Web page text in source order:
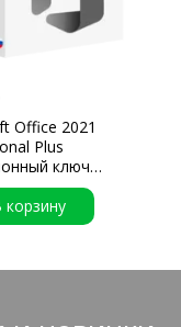
Office 2021
Plus
ключ
корзину